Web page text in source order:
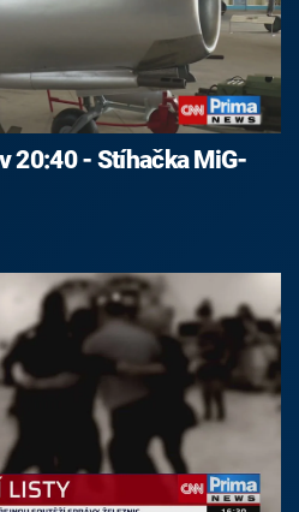
20:40 - Stíhačka MiG-